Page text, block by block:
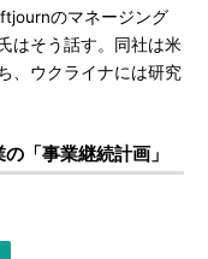
のマネージング
はそう話す。同社は米
、ウクライナには研究
「事業継続計画」